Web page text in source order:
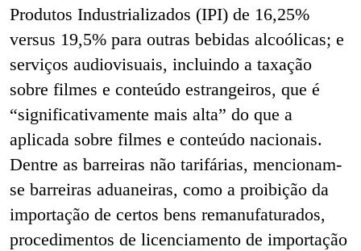
Produtos Industrializados (IPI) de 16,25%
versus 19,5% para outras bebidas alcoólicas; e
serviços audiovisuais, incluindo a taxação
sobre filmes e conteúdo estrangeiros, que é
“significativamente mais alta” do que a
aplicada sobre filmes e conteúdo nacionais.
Dentre as barreiras não tarifárias, mencionam-
se barreiras aduaneiras, como a proibição da
importação de certos bens remanufaturados,
procedimentos de licenciamento de importação